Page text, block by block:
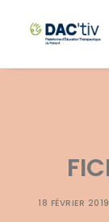
18 FÉVRIER 2019